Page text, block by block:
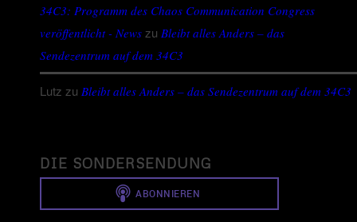
34C3: Programm des Chaos Communication Congress
veröffentlicht - News zu Bleibt alles Anders – das
Sendezentrum auf dem 34C3
Lutz zu Bleibt alles Anders – das Sendezentrum auf dem 34C3
DIE SONDERSENDUNG